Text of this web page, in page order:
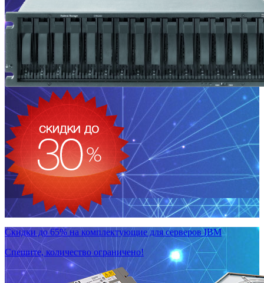
Скидки до 65% на комплектующие для серверов IBM
Спешите, количество ограничено!